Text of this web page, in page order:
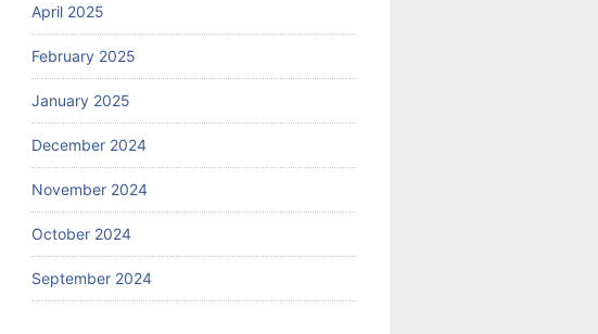
April 2025
February 2025
January 2025
December 2024
November 2024
October 2024
September 2024